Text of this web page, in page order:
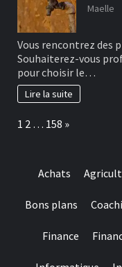
Maelle
Vous rencontrez des
Souhaiterez-vous
pour choisir le…
Lire la suite
Page:
1 2 … 158 Next
»
Achats
Bons plans
Finance